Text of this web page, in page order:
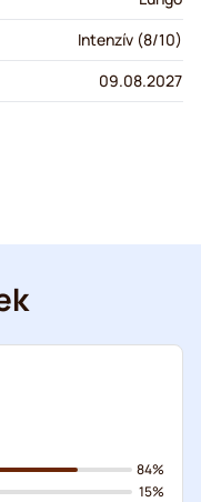
Intenzív (8/10)
09.08.2027
84%
15%